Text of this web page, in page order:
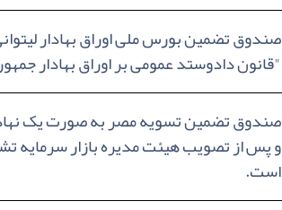
صندوق تضمین بورس ملی اوراق بهادار
"قانون دادوستد عمومی بر اوراق بهادار
و پس از تصویب هیئت مدیره بازار سرمایه
است.